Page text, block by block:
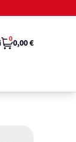
00,00 €